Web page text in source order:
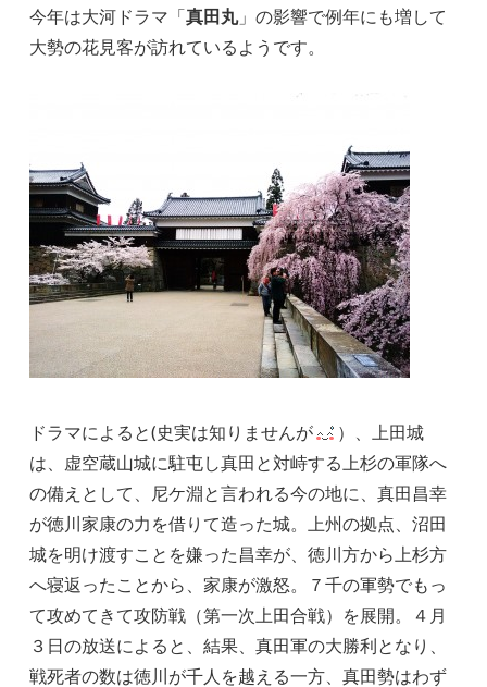
今年は大河ドラマ「真田丸」の影響で例年にも増して
大勢の花見客が訪れているようです。
ドラマによると(史実は知りませんが
）、上田城
は、虚空蔵山城に駐屯し真田と対峙する上杉の軍隊へ
の備えとして、尼ケ淵と言われる今の地に、真田昌幸
が徳川家康の力を借りて造った城。上州の拠点、沼田
城を明け渡すことを嫌った昌幸が、徳川方から上杉方
へ寝返ったことから、家康が激怒。７千の軍勢でもっ
て攻めてきて攻防戦（第一次上田合戦）を展開。４月
３日の放送によると、結果、真田軍の大勝利となり、
戦死者の数は徳川が千人を越える一方、真田勢はわず